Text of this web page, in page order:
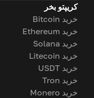
کریپتو بخر
خرید Bitcoin
خرید Ethereum
خرید Solana
خرید Litecoin
خرید USDT
خرید Tron
خرید Monero